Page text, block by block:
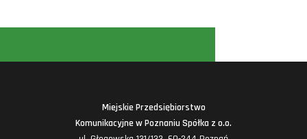
Miejskie Przedsiębiorstwo
Komunikacyjne w Poznaniu Spółka z o.o.